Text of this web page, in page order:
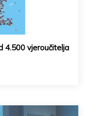
4.500 vjeroučitelja